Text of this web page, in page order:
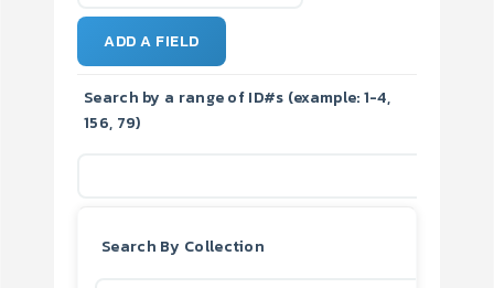
ADD A FIELD
Search by a range of ID#s (example: 1-4,
156, 79)
Search By Collection